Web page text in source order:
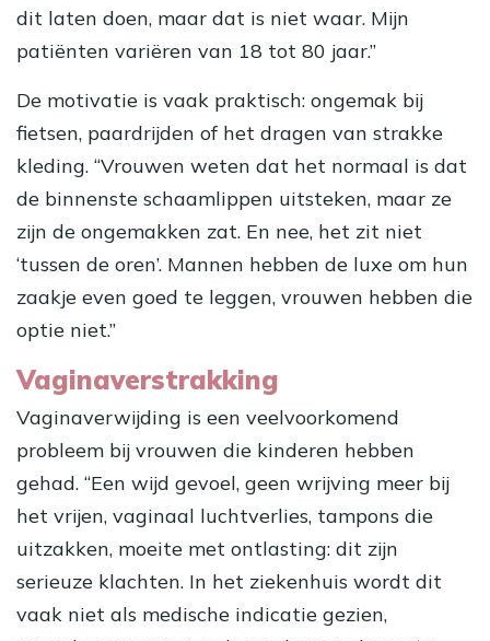
dit laten doen, maar dat is niet waar. Mijn
patiënten variëren van 18 tot 80 jaar.”
De motivatie is vaak praktisch: ongemak bij
fietsen, paardrijden of het dragen van strakke
kleding. “Vrouwen weten dat het normaal is dat
de binnenste schaamlippen uitsteken, maar ze
zijn de ongemakken zat. En nee, het zit niet
‘tussen de oren’. Mannen hebben de luxe om hun
zaakje even goed te leggen, vrouwen hebben die
optie niet.”
Vaginaverstrakking
Vaginaverwijding is een veelvoorkomend
probleem bij vrouwen die kinderen hebben
gehad. “Een wijd gevoel, geen wrijving meer bij
het vrijen, vaginaal luchtverlies, tampons die
uitzakken, moeite met ontlasting: dit zijn
serieuze klachten. In het ziekenhuis wordt dit
vaak niet als medische indicatie gezien,